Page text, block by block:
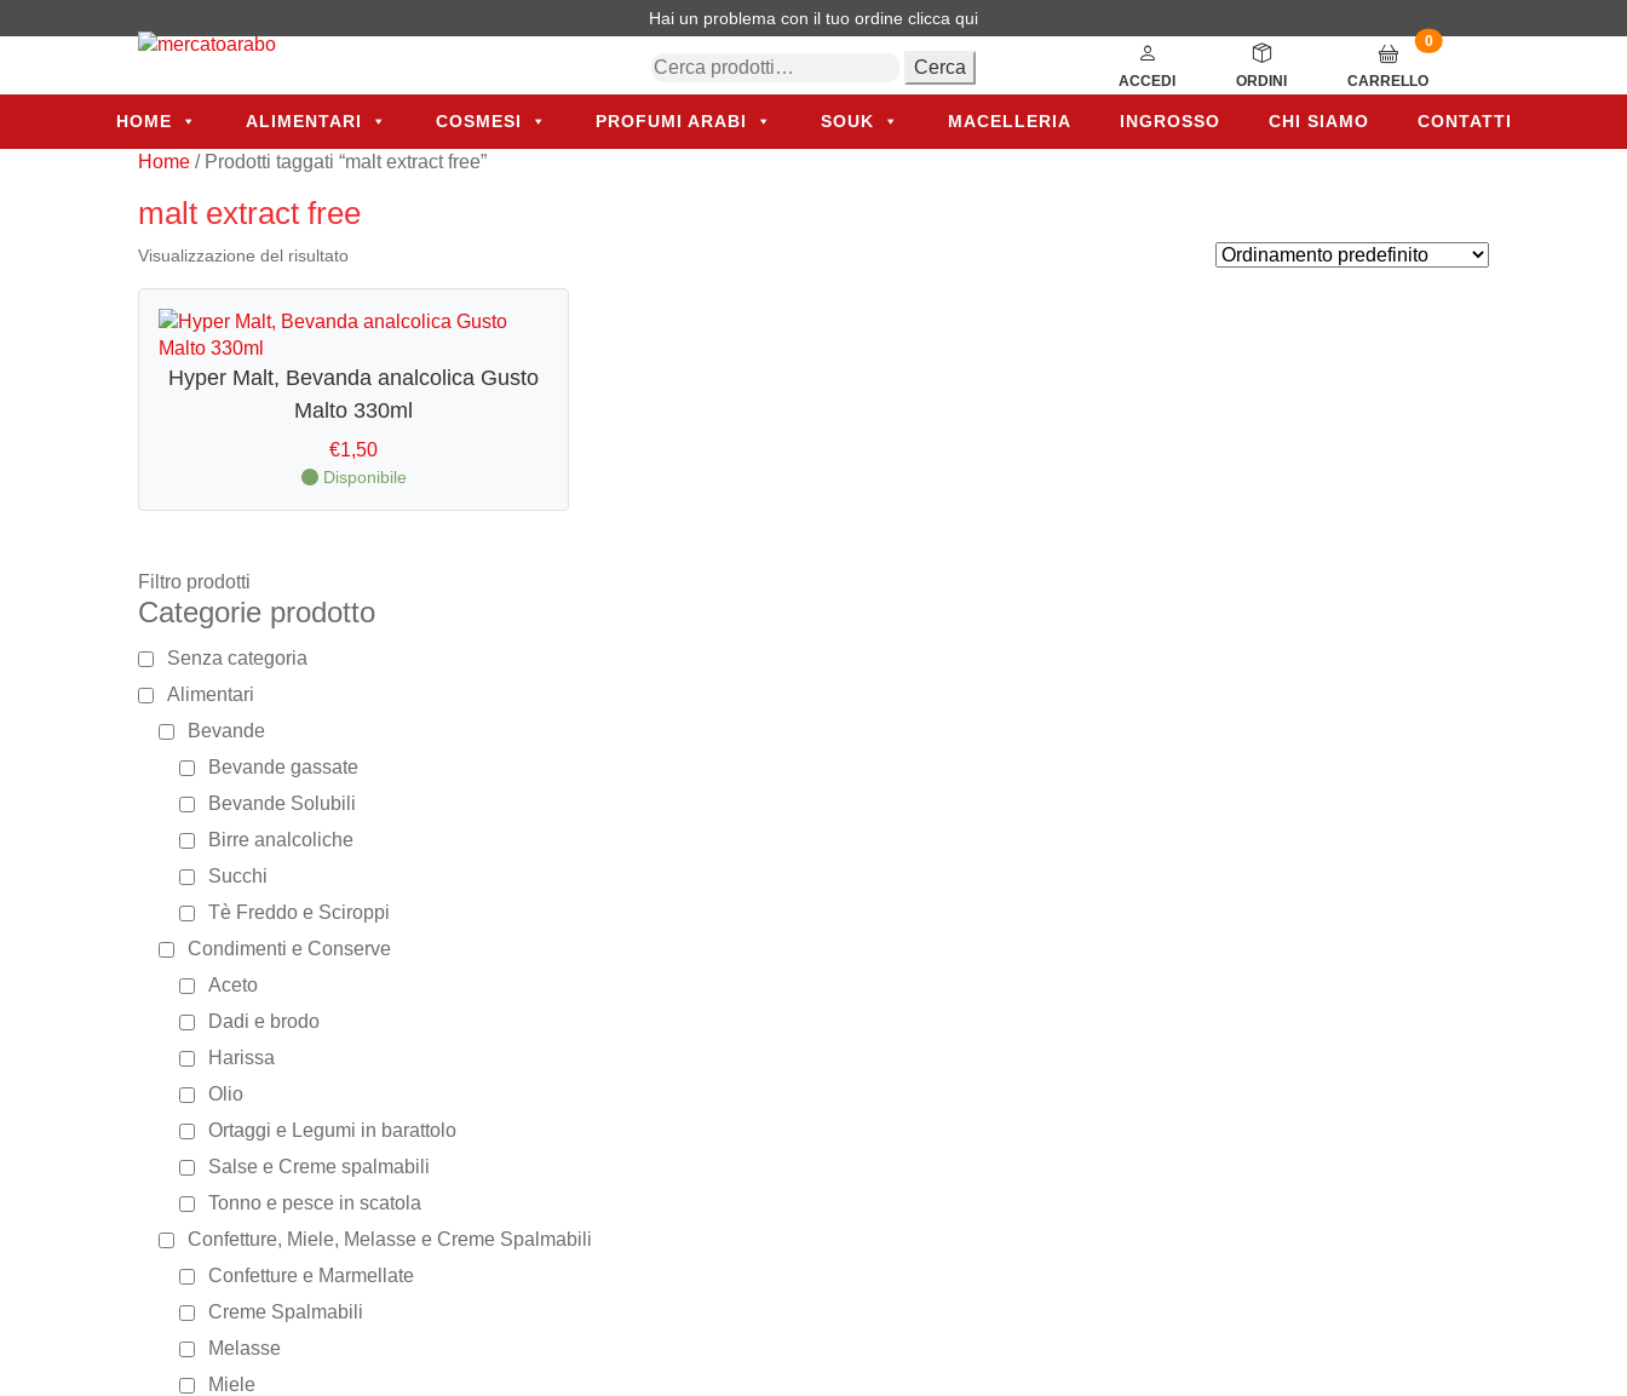
Hai un problema con il tuo ordine clicca qui
Cerca: Cerca
ACCEDI ORDINI
0
CARRELLO
HOME ALIMENTARI COSMESI PROFUMI ARABI SOUK MACELLERIA INGROSSO CHI SIAMO CONTATTI
HOME ALIMENTARI COSMESI PROFUMI ARABI SOUK MACELLERIA INGROSSO CHI SIAMO CONTATTI
Home / Prodotti taggati “malt extract free”
malt extract free
Visualizzazione del risultato
Hyper Malt, Bevanda analcolica Gusto
Malto 330ml
€1,50
Disponibile
Filtro prodotti
Categorie prodotto
Senza categoria
Alimentari
Bevande
Bevande gassate
Bevande Solubili
Birre analcoliche
Succhi
Tè Freddo e Sciroppi
Condimenti e Conserve
Aceto
Dadi e brodo
Harissa
Olio
Ortaggi e Legumi in barattolo
Salse e Creme spalmabili
Tonno e pesce in scatola
Confetture, Miele, Melasse e Creme Spalmabili
Confetture e Marmellate
Creme Spalmabili
Melasse
Miele